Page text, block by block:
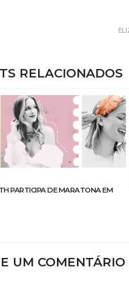
RELACIONADOS
PARTICIPA DE MARATONA EM
UM COMENTÁRIO